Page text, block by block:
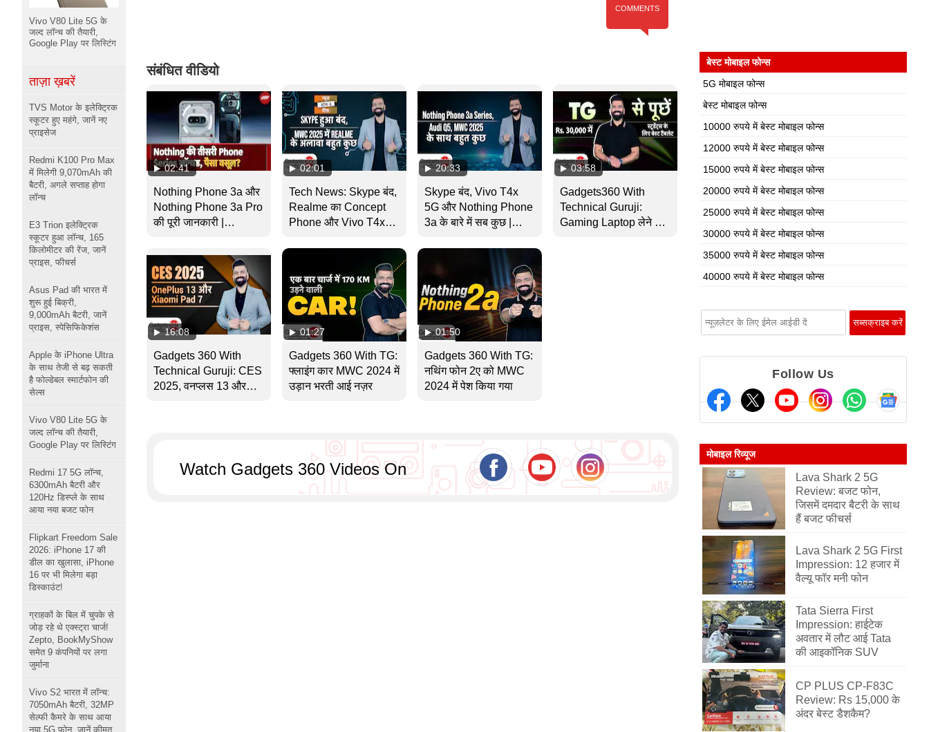
COMMENTS
संबंधित वीडियो
02:41
Nothing Phone 3a और
Nothing Phone 3a Pro
की पूरी जानकारी |
Technical Guruji
02:01
Tech News: Skype बंद,
Realme का Concept
Phone और Vivo T4x
20:33
Skype बंद, Vivo T4x
5G और Nothing Phone
3a के बारे में सब कुछ |
03:58
Gadgets360 With
Technical Guruji:
Gaming Laptop लेने के
16:08
Gadgets 360 With
Technical Guruji: CES
2025, वनप्लस 13 और
01:27
Gadgets 360 With TG:
फ्लाइंग कार MWC 2024 में
उड़ान भरती आई नज़र
01:50
Gadgets 360 With TG:
नथिंग फोन 2ए को MWC
2024 में पेश किया गया
Watch Gadgets 360 Videos On
बेस्ट मोबाइल फोन्स
5G मोबाइल फोन्स
बेस्ट मोबाइल फोन्स
10000 रुपये में बेस्ट मोबाइल फोन्स
12000 रुपये में बेस्ट मोबाइल फोन्स
15000 रुपये में बेस्ट मोबाइल फोन्स
20000 रुपये में बेस्ट मोबाइल फोन्स
25000 रुपये में बेस्ट मोबाइल फोन्स
30000 रुपये में बेस्ट मोबाइल फोन्स
35000 रुपये में बेस्ट मोबाइल फोन्स
40000 रुपये में बेस्ट मोबाइल फोन्स
Follow Us
मोबाइल रिव्यूज
Lava Shark 2 5G
Review: बजट फोन,
जिसमें दमदार बैटरी के साथ
हैं बजट फीचर्स
Lava Shark 2 5G First
Impression: 12 हजार में
वैल्यू फॉर मनी फोन
Tata Sierra First
Impression: हाईटेक
अवतार में लौट आई Tata
की आइकॉनिक SUV
CP PLUS CP-F83C
Review: Rs 15,000 के
अंदर बेस्ट डैशकैम?
Vivo V80 Lite 5G के
जल्द लॉन्च की तैयारी,
Google Play पर लिस्टिंग
ताज़ा ख़बरें
TVS Motor के इलेक्ट्रिक
स्कूटर हुए महंगे, जानें नए
प्राइसेज
Redmi K100 Pro Max
में मिलेगी 9,070mAh की
बैटरी, अगले सप्ताह होगा
लॉन्च
E3 Trion इलेक्ट्रिक
स्कूटर हुआ लॉन्च, 165
किलोमीटर की रेंज, जानें
प्राइस, फीचर्स
Asus Pad की भारत में
शुरू हुई बिक्री,
9,000mAh बैटरी, जानें
प्राइस, स्पेसिफिकेशंस
Apple के iPhone Ultra
के साथ तेजी से बढ़ सकती
है फोल्डेबल स्मार्टफोन की
सेल्स
Vivo V80 Lite 5G के
जल्द लॉन्च की तैयारी,
Google Play पर लिस्टिंग
Redmi 17 5G लॉन्च,
6300mAh बैटरी और
120Hz डिस्प्ले के साथ
आया नया बजट फोन
Flipkart Freedom Sale
2026: iPhone 17 की
डील का खुलासा, iPhone
16 पर भी मिलेगा बड़ा
डिस्काउंट!
ग्राहकों के बिल में चुपके से
जोड़ रहे थे एक्स्ट्रा चार्ज!
Zepto, BookMyShow
समेत 9 कंपनियों पर लगा
जुर्माना
Vivo S2 भारत में लॉन्च:
7050mAh बैटरी, 32MP
सेल्फी कैमरे के साथ आया
नया 5G फोन, जानें कीमत